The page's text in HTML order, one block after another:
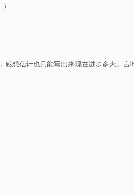
感想估计也只能写出来现在进步多大。言